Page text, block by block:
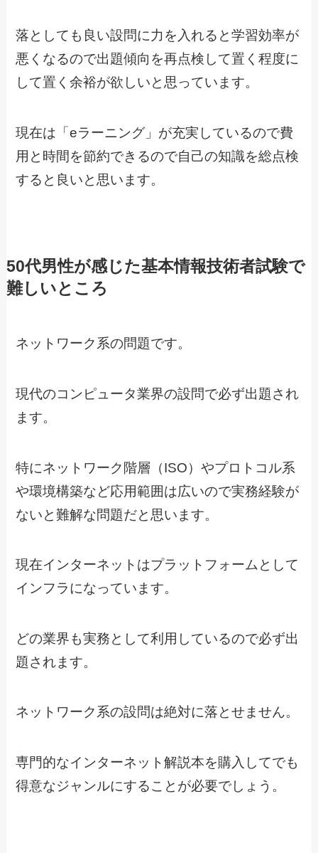
落としても良い設問に力を入れると学習効率が
悪くなるので出題傾向を再点検して置く程度に
して置く余裕が欲しいと思っています。
現在は「eラーニング」が充実しているので費
用と時間を節約できるので自己の知識を総点検
すると良いと思います。
50代男性が感じた基本情報技術者試験で
難しいところ
ネットワーク系の問題です。
現代のコンピュータ業界の設問で必ず出題され
ます。
特にネットワーク階層（ISO）やプロトコル系
や環境構築など応用範囲は広いので実務経験が
ないと難解な問題だと思います。
現在インターネットはプラットフォームとして
インフラになっています。
どの業界も実務として利用しているので必ず出
題されます。
ネットワーク系の設問は絶対に落とせません。
専門的なインターネット解説本を購入してでも
得意なジャンルにすることが必要でしょう。